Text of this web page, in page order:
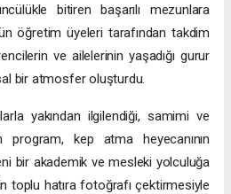
bitiren başarılı mezunlara
öğretim üyeleri tarafından takdim
ve ailelerinin yaşadığı gurur
bir atmosfer oluşturdu.
yakından ilgilendiği, samimi ve
kep atma heyecanının
bir akademik ve mesleki yolculuğa
toplu hatıra fotoğrafı çektirmesiyle